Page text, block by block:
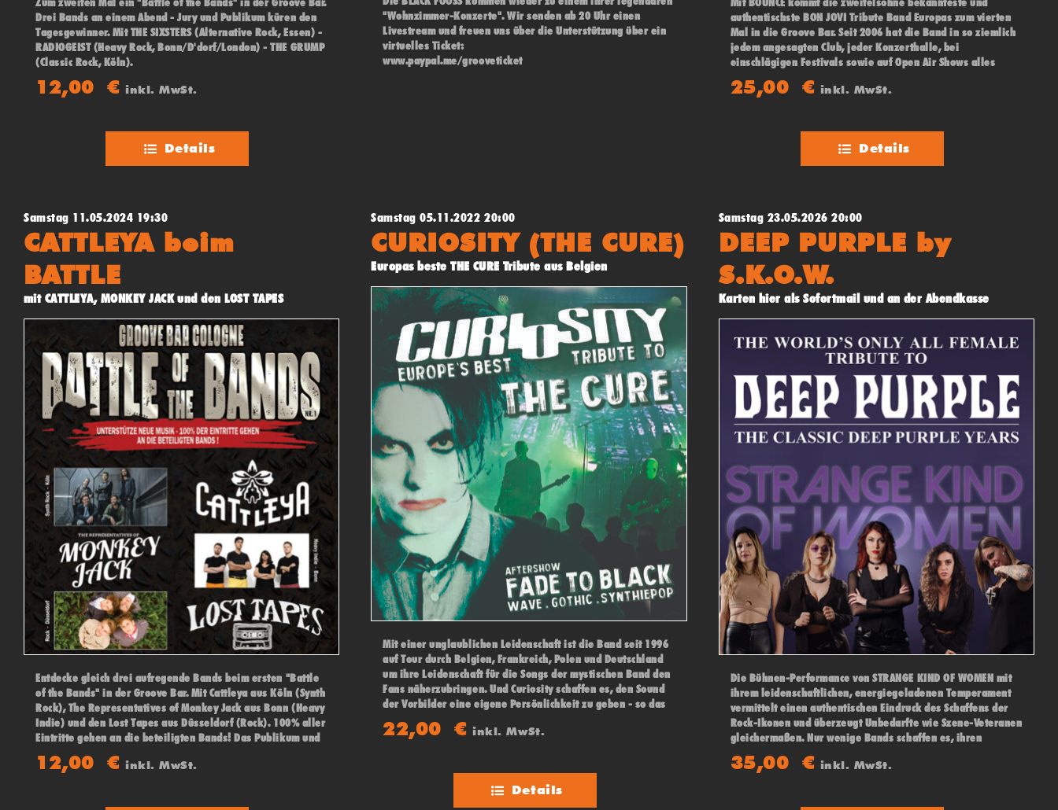
Drei Bands an einem Abend - Jury und Publikum küren den
Tagesgewinner. Mit THE SIXSTERS (Alternative Rock, Essen) -
RADIOGEIST (Heavy Rock, Bonn/D'dorf/London) - THE GRUMP
(Classic Rock, Köln).
12,00€ inkl. MwSt.
Details
"Wohnzimmer-Konzerte". Wir senden ab 20 Uhr einen
Livestream und freuen uns über die Unterstützung über ein
virtuelles Ticket:
www.paypal.me/grooveticket
authentischste BON JOVI Tribute Band Europas zum vierten
Mal in die Groove Bar. Seit 2006 hat die Band in so ziemlich
jedem angesagten Club, jeder Konzerthalle, bei
einschlägigen Festivals sowie auf Open Air Shows alles
25,00 € inkl. MwSt.
Details
Samstag 11.05.2024 19:30
CATTLEYA beim
BATTLE
mit CATTLEYA, MONKEY JACK und den LOST TAPES
Entdecke gleich drei aufregende Bands beim ersten "Battle
of the Bands" in der Groove Bar. Mit Cattleya aus Köln (Synth
Rock), The Representatives of Monkey Jack aus Bonn (Heavy
Indie) und den Lost Tapes aus Düsseldorf (Rock). 100% aller
Eintritte gehen an die beteiligten Bands! Das Publikum und
12,00€ inkl. MwSt.
Samstag 05.11.2022 20:00
CURIOSITY (THE CURE)
Europas beste THE CURE Tribute aus Belgien
Mit einer unglaublichen Leidenschaft ist die Band seit 1996
auf Tour durch Belgien, Frankreich, Polen und Deutschland
um ihre Leidenschaft für die Songs der mystischen Band den
Fans näherzubringen. Und Curiosity schaffen es, den Sound
der Vorbilder eine eigene Persönlichkeit zu geben - so das
abtauchen können. Danach "FADE TO BLACK" Aftershow-Party
22,00€ inkl. MwSt.
Details
Samstag 23.05.2026 20:00
DEEP PURPLE by
S.K.O.W.
Karten hier als Sofortmail und an der Abendkasse
Die Bühnen-Performance von STRANGE KIND OF WOMEN mit
ihrem leidenschaftlichen, energiegeladenen Temperament
vermittelt einen authentischen Eindruck des Schaffens der
Rock-Ikonen und überzeugt Unbedarfte wie Szene-Veteranen
gleichermaßen. Nur wenige Bands schaffen es, ihren
Darauf wurde auch Ian Paice (der legendäre
35,00 € inkl. MwSt.